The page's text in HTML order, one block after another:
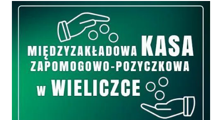
Międzyzakładowa Kasa Zapomogowo - Pożyczkowa